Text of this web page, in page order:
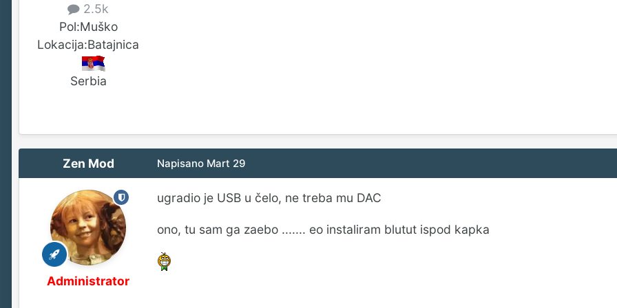
2.5k
Pol:Muško
Lokacija:Batajnica
Serbia
Zen Mod
Administrator
Napisano Mart 29
ugradio je USB u čelo, ne treba mu DAC
ono, tu sam ga zaebo ....... eo instaliram blutut ispod kapka